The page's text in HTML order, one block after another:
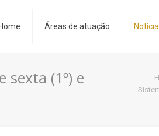
Home Áreas de atuação
(1º) e